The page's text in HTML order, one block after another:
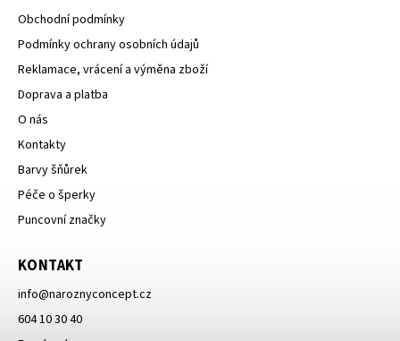
Obchodní podmínky
Podmínky ochrany osobních údajů
Reklamace, vrácení a výměna zboží
Doprava a platba
O nás
Kontakty
Barvy šňůrek
Péče o šperky
Puncovní značky
KONTAKT
info@naroznyconcept.cz
604 10 30 40